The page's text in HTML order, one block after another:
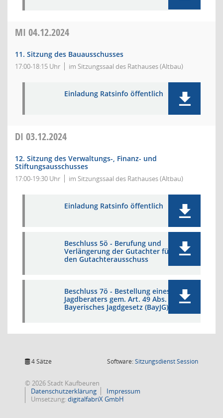
MI 04.12.2024
11. Sitzung des Bauausschusses
17:00-18:15 Uhr im Sitzungssaal des Rathauses (Altbau)
Einladung Ratsinfo öffentlich
DI 03.12.2024
12. Sitzung des Verwaltungs-, Finanz- und
Stiftungsausschusses
17:00-19:30 Uhr im Sitzungssaal des Rathauses (Altbau)
Einladung Ratsinfo öffentlich
Beschluss 5ö - Berufung und
Verlängerung der Gutachter für
den Gutachterausschuss
Beschluss 7ö - Bestellung eines
Jagdberaters gem. Art. 49 Abs. 3
Bayerisches Jagdgesetz (BayJG)
4 Sätze Software:SitzungsdienstSession(Wird in
© 2026 Stadt Kaufbeuren
Datenschutzerklärung
Impressum
Umsetzung:digitalfabriX GmbH